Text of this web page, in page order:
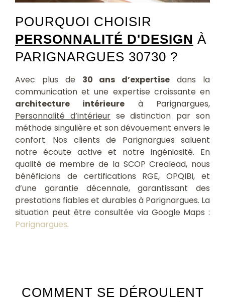
POURQUOI CHOISIR
PERSONNALITÉ D'DESIGN À
PARIGNARGUES 30730 ?
Avec plus de 30 ans d’expertise dans la
communication et une expertise croissante en
architecture intérieure à Parignargues,
Personnalité d’intérieurse distinction par son
méthode singulière et son dévouement envers le
confort. Nos clients de Parignargues saluent
notre écoute active et notre ingéniosité. En
qualité de membre de la SCOP Crealead, nous
bénéficions de certifications RGE, OPQIBI, et
d’une garantie décennale, garantissant des
prestations fiables et durables à Parignargues. La
situation peut être consultée via Google Maps :
Parignargues.
COMMENT SE DÉROULENT